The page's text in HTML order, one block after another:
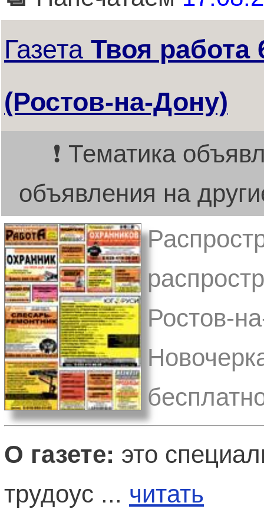
Газета Твоя работа
(Ростов-на-Дону)
❗ Тематика
объявления на
Ростов-
О газете: это
трудоус ... читать